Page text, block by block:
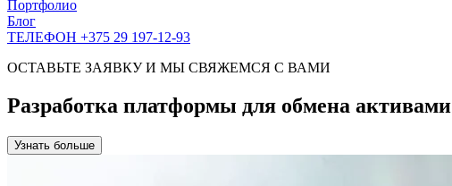
Портфолио
Блог
ТЕЛЕФОН +375 29 197-12-93
ОСТАВЬТЕ ЗАЯВКУ И МЫ СВЯЖЕМСЯ С ВАМИ
Разработка платформы для обмена активами
Узнать больше